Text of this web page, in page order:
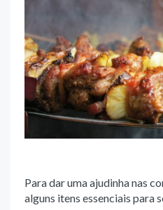
Para dar uma ajudinha nas
alguns itens essenciais para